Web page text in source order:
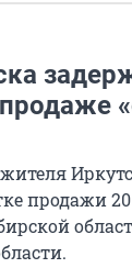
продажи